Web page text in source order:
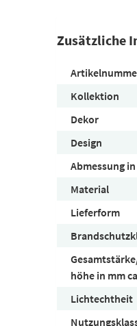
Zusätzliche
Kollektion
Dekor
Design
Abmessung
Material
Lieferform
höhe in mm
Lichtechtheit